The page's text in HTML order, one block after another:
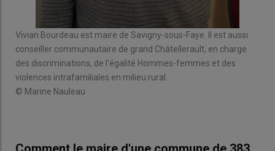
Vivian Bourdeau est maire de Savigny-sous-Faye. Il est aussi
conseiller communautaire de grand Châtellerault, en charge
des discriminations, de l'égalité Hommes-femmes et des
violences intrafamiliales en milieu rural.
© Marine Nauleau